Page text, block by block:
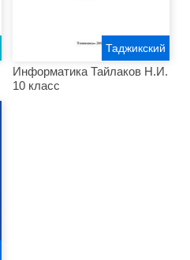
Информатика Тайлаков Н.И.
10 класс
Таджикский